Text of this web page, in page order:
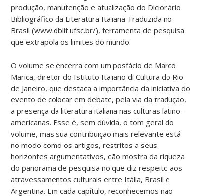
produção, manutenção e atualização do Dicionário
Bibliográfico da Literatura Italiana Traduzida no
Brasil (www.dblit.ufsc.br/), ferramenta de pesquisa
que extrapola os limites do mundo.
O volume se encerra com um posfácio de Marco
Marica, diretor do Istituto Italiano di Cultura do Rio
de Janeiro, que destaca a importância da iniciativa do
evento de colocar em debate, pela via da tradução,
a presença da literatura italiana nas culturas latino-
americanas. Esse é, sem dúvida, o tom geral do
volume, mas sua contribuição mais relevante está
no modo como os artigos, restritos a seus
horizontes argumentativos, dão mostra da riqueza
do panorama de pesquisa no que diz respeito aos
atravessamentos culturais entre Itália, Brasil e
Argentina. Em cada capítulo, reconhecemos não